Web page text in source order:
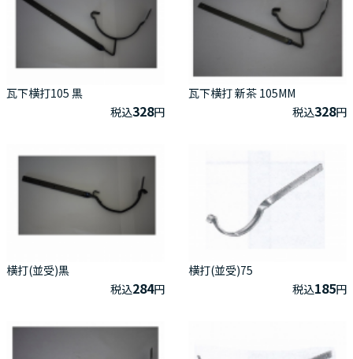
瓦下横打105 黒
税込328円
瓦下横打 新茶 105MM
税込328円
横打(並受)黒
税込284円
横打(並受)75
税込185円